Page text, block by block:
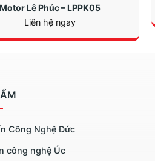
Motor Lê Phúc – LPPK05
Liên hệ ngay
Công Nghệ Đức
công nghệ Úc